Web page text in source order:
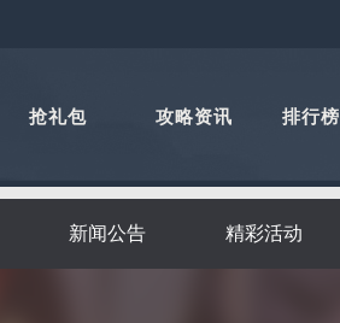
抢礼包 攻略资讯 排行榜
新闻公告 精彩活动